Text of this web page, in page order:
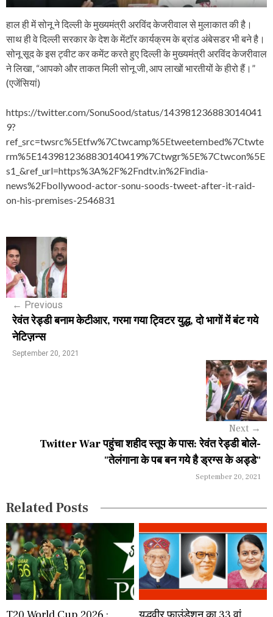
हाल ही में सोनू ने दिल्ली के मुख्यमंत्री अरविंद केजरीवाल से मुलाकात की है।
साथ ही वे दिल्ली सरकार के देश के मेंटॉर कार्यक्रम के ब्रांड अंबेसडर भी बने है।
सोनू सूद के इस ट्वीट कर कमेंट करते हुए दिल्‍ली के मुख्यमंत्री अरविंद केजरीवाल
ने लिखा, “आपको और ताकत मिली सोनू जी, आप लाखों भारतीयों के हीरो हैं।”
(एजेंसियां)
https://twitter.com/SonuSood/status/143981236883014041
9?
ref_src=twsrc%5Etfw%7Ctwcamp%5Etweetembed%7Ctwte
rm%5E1439812368830140419%7Ctwgr%5E%7Ctwcon%5E
s1_&ref_url=https%3A%2F%2Fndtv.in%2Findia-
news%2Fbollywood-actor-sonu-soods-tweet-after-it-raid-
on-his-premises-2546831
P
o
s
n
a
o
n
← Previous
रेवंत रेड्डी बनाम केटीआर, गरमा गया ट्विटर युद्ध, दो भागों में बंट गये
नेटिज़न्स
September 20, 2021
Next →
Twitter War पहुंचा शहीद स्तूप के पास: रेवंत रेड्डी बोले-
"तेलंगाना के पब बन गये है ड्रग्स के अड्डे"
September 20, 2021
Related Posts